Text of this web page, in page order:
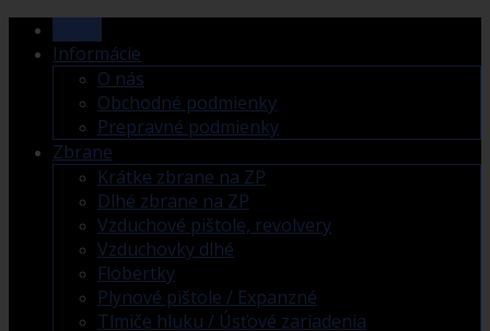
Informácie
O nás
Obchodné podmienky
Prepravné podmienky
Zbrane
Krátke zbrane na ZP
Dlhé zbrane na ZP
Vzduchové pištole, revolvery
Vzduchovky dlhé
Flobertky
Plynové pištole / Expanzné
Tlmiče hluku / Úsťové zariadenia